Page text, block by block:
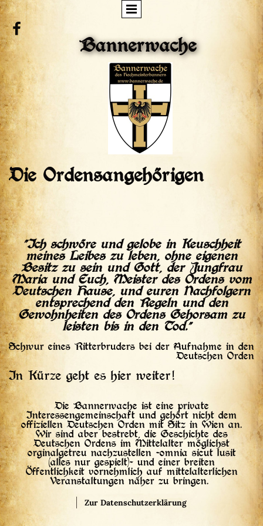

Bannerwache
Die Ordensangehörigen
"Ich schwöre und gelobe in Keuschheit
meines Leibes zu leben, ohne eigenen
Besitz zu sein und Gott, der Jungfrau
Maria und Euch, Meister des Ordens vom
Deutschen Hause, und euren Nachfolgern
entsprechend den Regeln und den
Gewohnheiten des Ordens Gehorsam zu
leisten bis in den Tod."
Schwur eines Ritterbruders bei der Aufnahme in den
Deutschen Orden
In Kürze geht es hier weiter!
Die Bannerwache ist eine private
Interessengemeinschaft und gehört nicht dem
offiziellen Deutschen Orden mit Sitz in Wien an.
Wir sind aber bestrebt, die Geschichte des
Deutschen Ordens im Mittelalter möglichst
orginalgetreu nachzustellen -omnia sicut lusit
(alles nur gespielt)- und einer breiten
Öffentlichkeit vornehmlich auf mittelalterlichen
Veranstaltungen näher zu bringen.
Zur Datenschutzerklärung